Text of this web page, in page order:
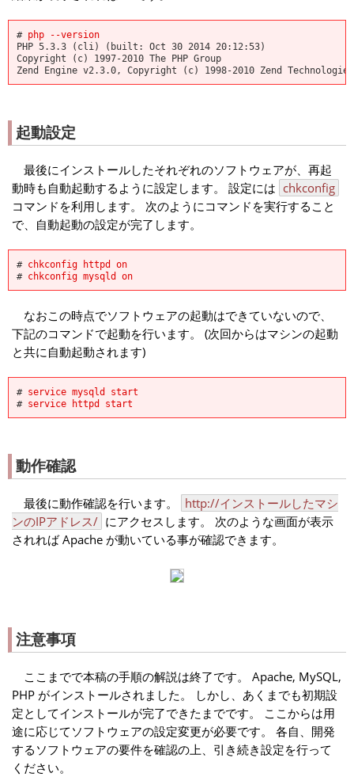
# php --version
PHP 5.3.3 (cli) (built: Oct 30 2014 20:12:53)
Copyright (c) 1997-2010 The PHP Group
Zend Engine v2.3.0, Copyright (c) 1998-2010 Zend Technologies
起動設定
最後にインストールしたそれぞれのソフトウェアが、再起
動時も自動起動するように設定します。 設定には chkconfig
コマンドを利用します。 次のようにコマンドを実行すること
で、自動起動の設定が完了します。
# chkconfig httpd on
# chkconfig mysqld on
なおこの時点でソフトウェアの起動はできていないので、
下記のコマンドで起動を行います。 (次回からはマシンの起動
と共に自動起動されます)
# service mysqld start
# service httpd start
動作確認
最後に動作確認を行います。
http://インストールしたマシ
ンのIPアドレス/ にアクセスします。 次のような画面が表示
されれば Apache が動いている事が確認できます。
注意事項
ここまでで本稿の手順の解説は終了です。 Apache, MySQL,
PHP がインストールされました。 しかし、あくまでも初期設
定としてインストールが完了できたまでです。 ここからは用
途に応じてソフトウェアの設定変更が必要です。 各自、開発
するソフトウェアの要件を確認の上、引き続き設定を行って
ください。